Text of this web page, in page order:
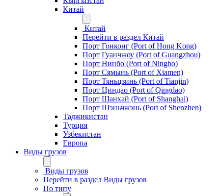
Китай
Китай
Перейти в раздел Китай
Порт Гонконг (Port of Hong Kong)
Порт Гуанчжоу (Port of Guangzhou)
Порт Нинбо (Port of Ningbo)
Порт Сямынь (Port of Xiamen)
Порт Тяньцзинь (Port of Tianjin)
Порт Циндао (Port of Qingdao)
Порт Шанхай (Port of Shanghai)
Порт Шэньчжэнь (Port of Shenzhen)
Таджикистан
Турция
Узбекистан
Европа
Виды грузов
Виды грузов
Перейти в раздел Виды грузов
По типу